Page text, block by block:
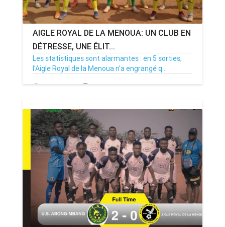
AIGLE ROYAL DE LA MENOUA: UN CLUB EN
DÉTRESSE, UNE ÉLIT...
Les statistiques sont alarmantes : en 5 sorties,
l'Aigle Royal de la Menoua n'a engrangé q...
12/01/25 Par MenouActu 0